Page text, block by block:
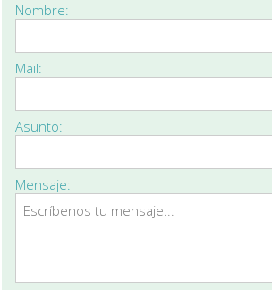
Nombre:
Mail:
Asunto:
Mensaje: